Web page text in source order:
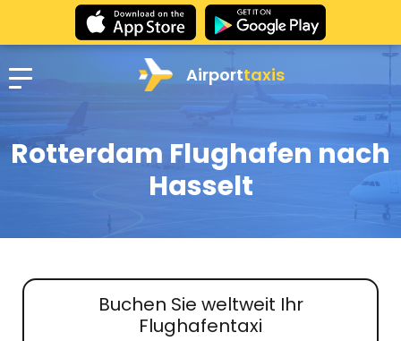
Airporttaxis
Rotterdam Flughafen nach
Hasselt
Buchen Sie weltweit Ihr
Flughafentaxi